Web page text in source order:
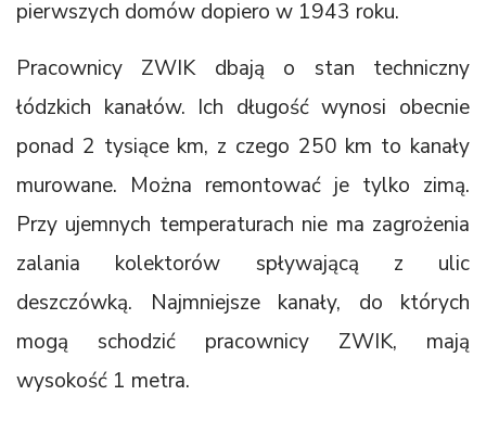
pierwszych domów dopiero w 1943 roku.
Pracownicy ZWIK dbają o stan techniczny
łódzkich kanałów. Ich długość wynosi obecnie
ponad 2 tysiące km, z czego 250 km to kanały
murowane. Można remontować je tylko zimą.
Przy ujemnych temperaturach nie ma zagrożenia
zalania kolektorów spływającą z ulic
deszczówką. Najmniejsze kanały, do których
mogą schodzić pracownicy ZWIK, mają
wysokość 1 metra.